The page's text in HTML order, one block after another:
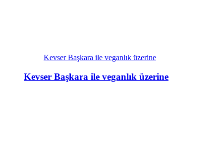
Kevser Başkara ile veganlık üzerine
Kevser Başkara ile veganlık üzerine